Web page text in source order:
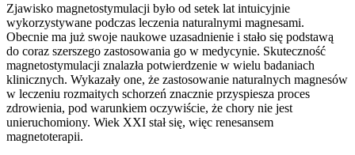
Zjawisko magnetostymulacji było od setek lat intuicyjnie
wykorzystywane podczas leczenia naturalnymi magnesami.
Obecnie ma już swoje naukowe uzasadnienie i stało się podstawą
do coraz szerszego zastosowania go w medycynie. Skuteczność
magnetostymulacji znalazła potwierdzenie w wielu badaniach
klinicznych. Wykazały one, że zastosowanie naturalnych magnesów
w leczeniu rozmaitych schorzeń znacznie przyspiesza proces
zdrowienia, pod warunkiem oczywiście, że chory nie jest
unieruchomiony. Wiek XXI stał się, więc renesansem
magnetoterapii.